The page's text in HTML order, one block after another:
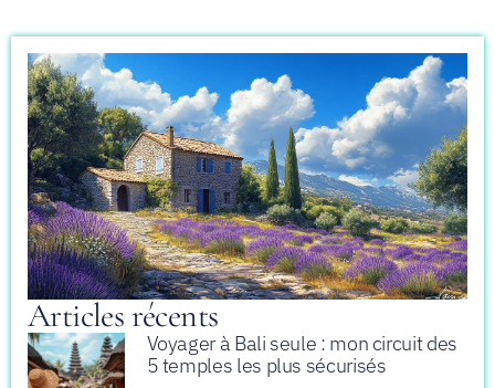
Articles récents
Voyager à Bali seule : mon circuit des
5 temples les plus sécurisés